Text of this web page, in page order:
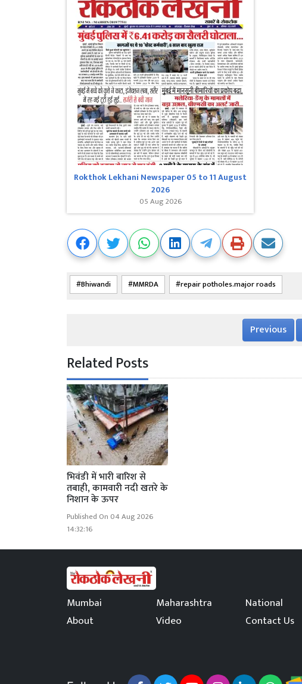
Rokthok Lekhani Newspaper 05 to 11 August
2026
05 Aug 2026
Bhiwandi MMRDA repair potholes.major roads
Previous
Related Posts
भिवंडी में भारी बारिश से
तबाही, कामवारी नदी खतरे के
निशान के ऊपर
Published On 04 Aug 2026
14:32:16
Mumbai Maharashtra National
About
Video Contact Us